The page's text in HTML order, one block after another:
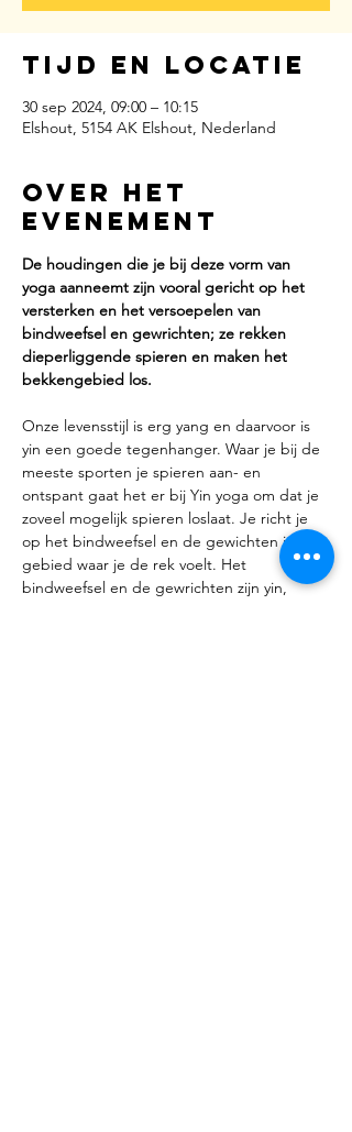
Tijd en locatie
30 sep 2024, 09:00 – 10:15
Elshout, 5154 AK Elshout, Nederland
Over het
evenement
De houdingen die je bij deze vorm van
yoga aanneemt zijn vooral gericht op het
versterken en het versoepelen van
bindweefsel en gewrichten; ze rekken
dieperliggende spieren en maken het
bekkengebied los.
Onze levensstijl is erg yang en daarvoor is
yin een goede tegenhanger. Waar je bij de
meeste sporten je spieren aan- en
ontspant gaat het er bij Yin yoga om dat je
zoveel mogelijk spieren loslaat. Je richt je
op het bindweefsel en de gewichten in het
gebied waar je de rek voelt. Het
bindweefsel en de gewrichten zijn yin,